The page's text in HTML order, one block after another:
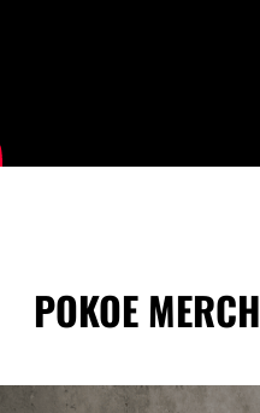
POKOE MERCH